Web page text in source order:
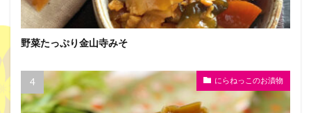
野菜たっぷり金山寺みそ
にらねっこのお漬物